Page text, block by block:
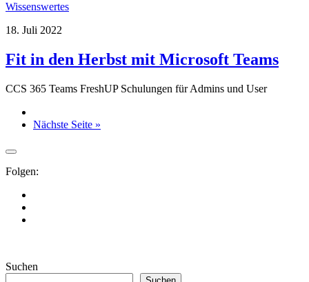
Wissenswertes
18. Juli 2022
Fit in den Herbst mit Microsoft Teams
CCS 365 Teams FreshUP Schulungen für Admins und User
Nächste Seite »
Folgen:
Suchen